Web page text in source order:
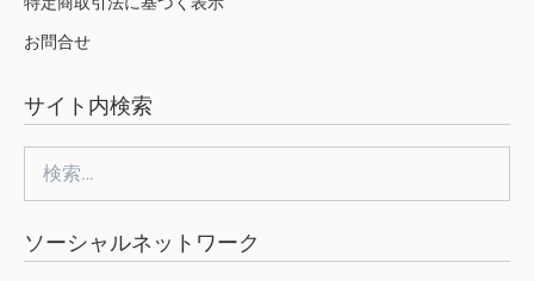
お問合せ
サイト内検索
索:
ソーシャルネットワーク